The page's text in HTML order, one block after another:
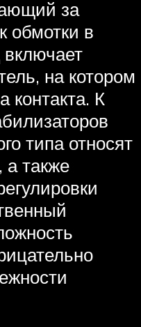
за
обмотки в
на котором
контакта. К
типа относят
а также